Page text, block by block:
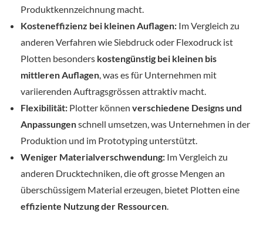
Produktkennzeichnung macht.
Kosteneffizienz bei kleinen Auflagen: Im Vergleich zu
anderen Verfahren wie Siebdruck oder Flexodruck ist
Plotten besonders kostengünstig bei kleinen bis
mittleren Auflagen , was es für Unternehmen mit
variierenden Auftragsgrössen attraktiv macht.
Flexibilität: Plotter können verschiedene Designs und
Anpassungenschnell umsetzen, was Unternehmen in der
Produktion und im Prototyping unterstützt.
Weniger Materialverschwendung: Im Vergleich zu
anderen Drucktechniken, die oft grosse Mengen an
überschüssigem Material erzeugen, bietet Plotten eine
effiziente Nutzung der Ressourcen